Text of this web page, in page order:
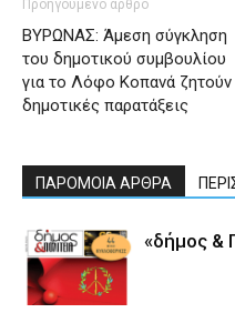
Προηγούμενο άρθρο
ΒΥΡΩΝΑΣ: Άμεση σύγκληση
του δημοτικού συμβουλίου
για το Λόφο Κοπανά ζητούν
δημοτικές παρατάξεις
ΠΑΡΟΜΟΙΑ ΑΡΘΡΑ
«δήμος &